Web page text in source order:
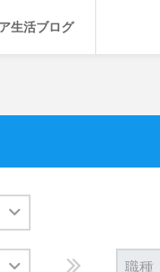
生活ブログ